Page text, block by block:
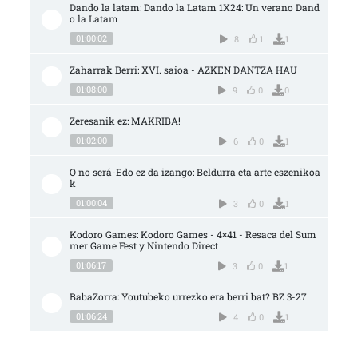
Dando la latam: Dando la Latam 1X24: Un verano Dand
o la Latam
01:00:02 8 1 1
Zaharrak Berri: XVI. saioa - AZKEN DANTZA HAU
01:08:00 9 0 0
Zeresanik ez: MAKRIBA!
01:02:00 6 0 1
O no será-Edo ez da izango: Beldurra eta arte eszenikoa
k
01:00:04 3 0 1
Kodoro Games: Kodoro Games - 4×41 - Resaca del Sum
mer Game Fest y Nintendo Direct
01:06:17 3 0 1
BabaZorra: Youtubeko urrezko era berri bat? BZ 3-27
01:06:24 4 0 1